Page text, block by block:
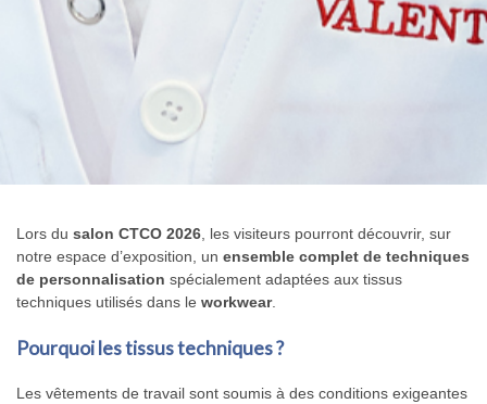
Lors du salon CTCO 2026 , les visiteurs pourront découvrir, sur
notre espace d’exposition, un ensemble complet de techniques
de personnalisation spécialement adaptées aux tissus
techniques utilisés dans le workwear.
Pourquoi les tissus techniques ?
Les vêtements de travail sont soumis à des conditions exigeantes